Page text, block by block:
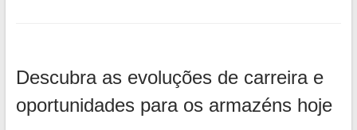
Descubra as evoluções de carreira e
oportunidades para os armazéns hoje